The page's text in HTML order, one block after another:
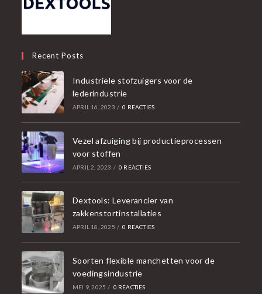
Recent Posts
Industriële stofzuigers voor de
lederindustrie
APRIL 16, 2023 / 0 REACTIES
Vezel afzuiging bij productieprocessen
voor stoffen
APRIL 2, 2023 / 0 REACTIES
Dextools: Leverancier van
zakkenstortinstallaties
APRIL 18, 2025 / 0 REACTIES
Soorten flexible manchetten voor de
voedingsindustrie
MEI 9, 2025 / 0 REACTIES